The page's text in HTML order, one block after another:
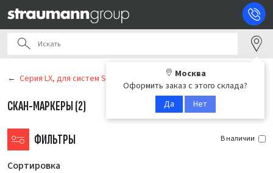
Москва
Оформить заказ с этого склада?
Да
Нет
Серия LX, для систем Straumann BLX / BLC
ФИЛЬТРЫ
СКАН-МАРКЕРЫ(2)
В наличии
Сортировка